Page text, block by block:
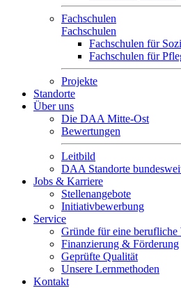
Fachschulen
Fachschulen
Fachschulen für
Fachschulen für
Projekte
Standorte
Über uns
Die DAA Mitte-Ost
Bewertungen
Leitbild
DAA Standorte
Jobs & Karriere
Stellenangebote
Initiativbewerbung
Service
Gründe für eine
Finanzierung & Förderung
Geprüfte Qualität
Unsere Lernmethoden
Kontakt